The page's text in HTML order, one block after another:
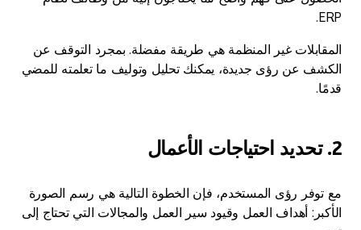
ERP.
المقابلات غير المنظمة هي طريقة مفضلة. بمجرد التوقف عن
الكشف عن رؤى جديدة، يمكنك تحليل وتوليف ما تعلمته للمضي
قدمًا.
2. تحديد احتياجات الأعمال
مع توفر رؤى المستخدم، فإن الخطوة التالية هي رسم الصورة
الأكبر: أهداف العمل وقيود سير العمل والمجالات التي تحتاج إلى